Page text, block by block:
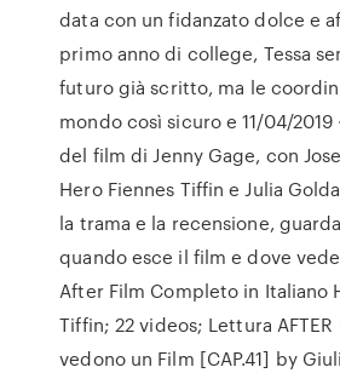
data con un fidanzato dolce e
primo anno di college, Tessa
futuro già scritto, ma le
mondo così sicuro e 11/04/2019
del film di Jenny Gage, con
Hero Fiennes Tiffin e Julia
la trama e la recensione,
quando esce il film e dove
After Film Completo in Italiano
Tiffin; 22 videos; Lettura AFTER
vedono un Film [CAP.41] by